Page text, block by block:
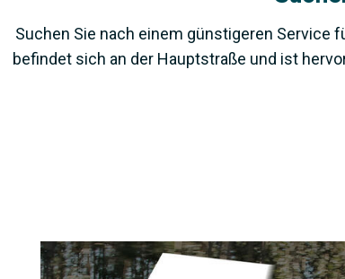
Suchen Sie nach einem günstigeren Service
befindet sich an der Hauptstraße und ist